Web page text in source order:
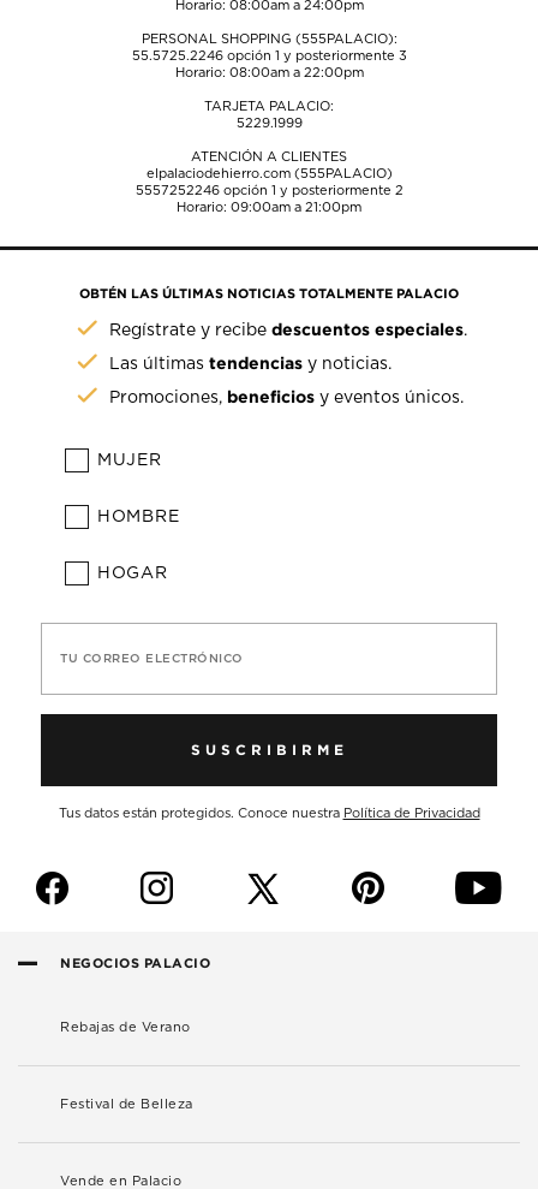
Horario: 08:00am a 24:00pm
PERSONAL SHOPPING (555PALACIO):
55.5725.2246opción 1 y posteriormente 3
Horario: 08:00am a 22:00pm
TARJETA PALACIO:
5229.1999
ATENCIÓN A CLIENTES
elpalaciodehierro.com (555PALACIO)
5557252246opción 1 y posteriormente 2
Horario: 09:00am a 21:00pm
OBTÉN LAS ÚLTIMAS NOTICIAS TOTALMENTE PALACIO
Regístrate y recibedescuentos especiales.
Las últimastendencias y noticias.
Promociones, beneficios y eventos únicos.
MUJER
HOMBRE
HOGAR
TU CORREO ELECTRÓNICO
SUSCRIBIRME
Tus datos están protegidos. Conoce nuestra Política de Privacidad
f i p y
NEGOCIOS PALACIO
Rebajas de Verano
Festival de Belleza
Vende en Palacio